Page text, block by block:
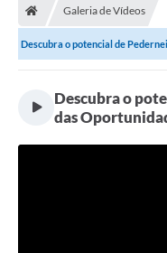
Galeria de Vídeos
Descubra o potencial de
Descubra o
das